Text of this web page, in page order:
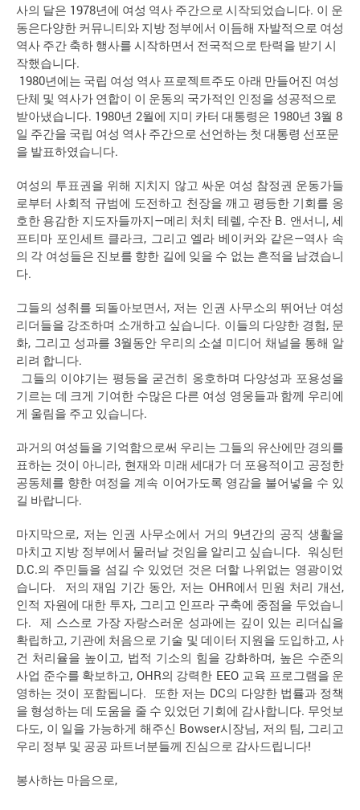
사의 달은 1978년에 여성 역사 주간으로 시작되었습니다. 이
운
동은다양한 커뮤니티와 지방 정부에서 이듬해 자발적으로 여성
역사 주간 축하 행사를 시작하면서 전국적으로 탄력을 받기
시
작했습니다.
1980년에는 국립 여성 역사 프로젝트주도 아래 만들어진 여성
단체 및 역사가 연합이 이 운동의 국가적인 인정을 성공적으로
받아냈습니다. 1980년 2월에 지미 카터 대통령은 1980년 3월 8
일 주간을 국립 여성 역사 주간으로 선언하는 첫 대통령 선포문
을 발표하였습니다.
여성의 투표권을 위해 지치지 않고 싸운 여성 참정권 운동가들
로부터 사회적 규범에 도전하고 천장을 깨고 평등한 기회를 옹
호한 용감한 지도자들까지 —메리 처치 테렐, 수잔B. 앤서니 , 세
프티마 포인세트 클라크, 그리고 엘라 베이커와 같은—역사 속
의 각 여성들은 진보를 향한 길에 잊을 수 없는 흔적을 남겼습니
다.
그들의 성취를 되돌아보면서, 저는 인권 사무소의 뛰어난 여성
리더들을 강조하며 소개하고 싶습니다. 이들의 다양한 경험, 문
화, 그리고 성과를 3월동안 우리의 소셜 미디어 채널을 통해 알
리려 합니다.
그들의 이야기는 평등을 굳건히 옹호하며 다양성과 포용성을
기르는 데 크게 기여한 수많은 다른 여성 영웅들과 함께
우리에
게 울림을 주고 있습니다.
과거의 여성들을 기억함으로써 우리는 그들의 유산에만 경의를
표하는 것이 아니라, 현재와 미래 세대가 더 포용적이고 공정한
공동체를 향한 여정을 계속 이어가도록 영감을 불어넣을 수 있
길 바랍니다.
마지막으로, 저는 인권 사무소에서 거의 9년간의 공직 생활을
마치고 지방 정부에서 물러날 것임을 알리고 싶습니다. 워싱턴
D.C.의 주민들을 섬길 수 있었던 것은 더할 나위없는 영광이었
습니다. 저의 재임 기간 동안, 저는 OHR에서 민원 처리 개선,
인적 자원에 대한 투자, 그리고 인프라 구축에 중점을 두었습니
다.제 스스로 가장 자랑스러운 성과에는 깊이 있는 리더십을
확립하고, 기관에 처음으로 기술 및 데이터 지원을 도입하고, 사
건 처리율을 높이고, 법적 기소의 힘을 강화하며, 높은 수준의
사업 준수를 확보하고, OHR의 강력한 EEO 교육 프로그램을 운
영하는 것이 포함됩니다. 또한 저는 DC의 다양한 법률과 정책
을 형성하는 데 도움을 줄 수 있었던 기회에 감사합니다. 무엇보
다도, 이 일을 가능하게 해주신 Bowser시장님, 저의 팀, 그리고
우리 정부 및 공공 파트너분들께 진심으로 감사드립니다!
봉사하는 마음으로,